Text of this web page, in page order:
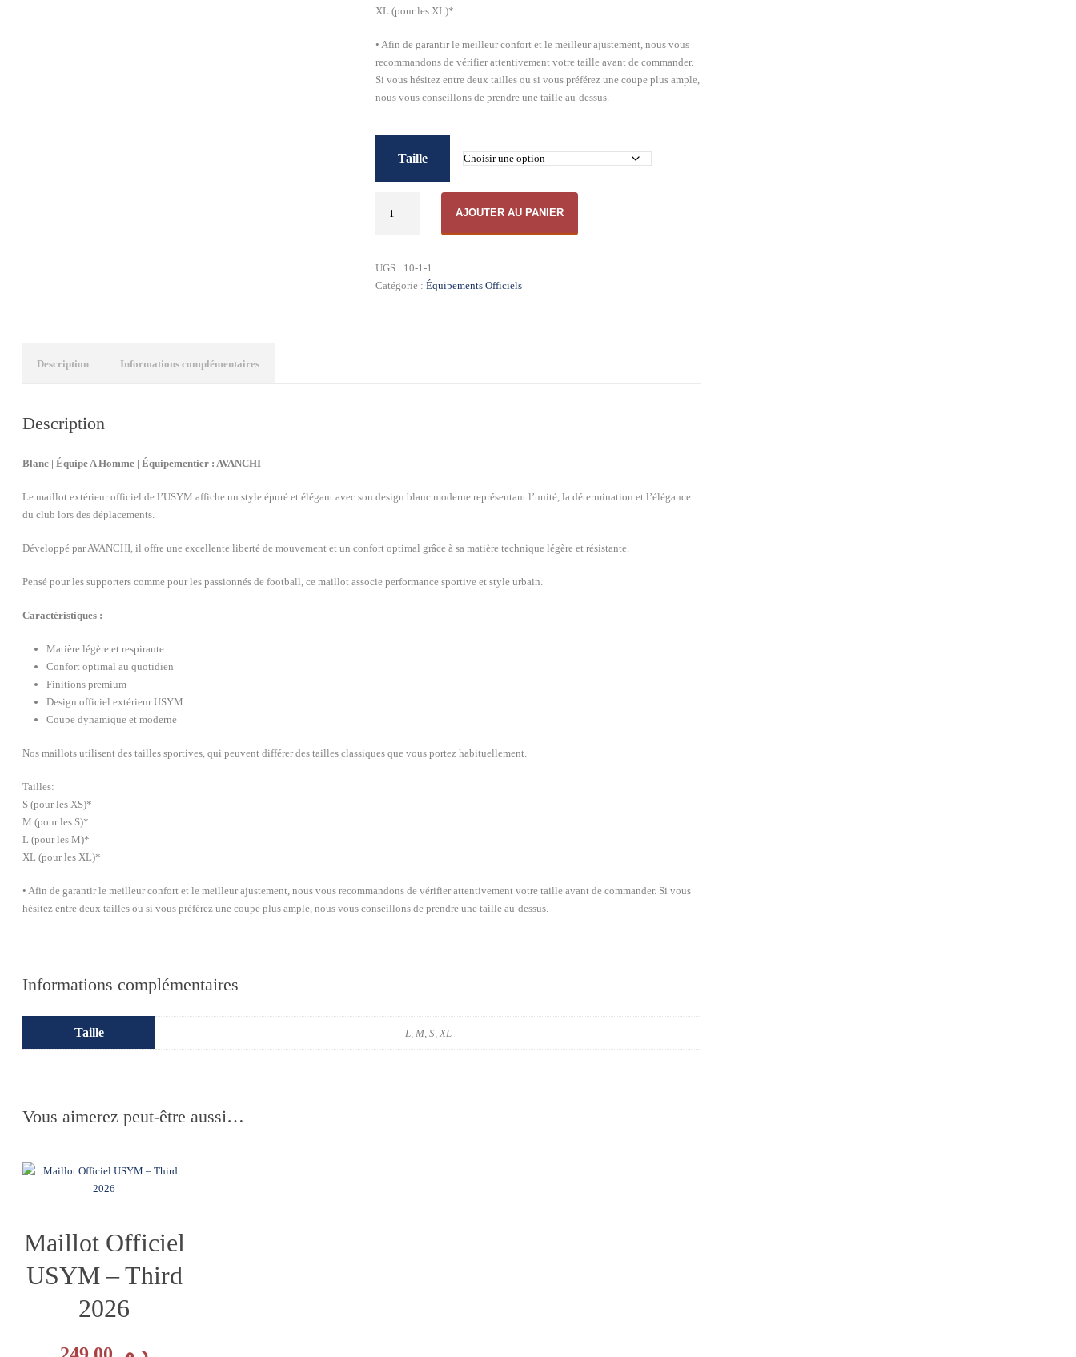
XL (pour les XL)*
•⁠ ⁠Afin de garantir le meilleur confort et le meilleur ajustement, nous vous
recommandons de vérifier attentivement votre taille avant de commander.
Si vous hésitez entre deux tailles ou si vous préférez une coupe plus ample,
nous vous conseillons de prendre une taille au-dessus.
Taille
USYM
–
AJOUTER AU PANIER
UGS : 10-1-1
Catégorie :Équipements Officiels
Description Informations complémentaires
Description
Blanc | Équipe A Homme | Équipementier :AVANCHI
Le maillot extérieur officiel de l’USYM affiche un style épuré et élégant avec son design blanc moderne représentant l’unité, la détermination et l’élégance
du club lors des déplacements.
Développé parAVANCHI, il offre une excellente liberté de mouvement et un confort optimal grâce à sa matière technique légère et résistante.
Pensé pour les supporters comme pour les passionnés de football, ce maillot associe performance sportive et style urbain.
Caractéristiques :
Matière légère et respirante
Confort optimal au quotidien
Finitions premium
Design officiel extérieur USYM
Coupe dynamique et moderne
Nos maillots utilisent des tailles sportives, qui peuvent différer des tailles classiques que vous portez habituellement.
Tailles:
S (pour les XS)*
M (pour les S)*
L (pour les M)*
XL (pour les XL)*
•⁠ ⁠Afin de garantir le meilleur confort et le meilleur ajustement, nous vous recommandons de vérifier attentivement votre taille avant de commander. Si vous
hésitez entre deux tailles ou si vous préférez une coupe plus ample, nous vous conseillons de prendre une taille au-dessus.
Informations complémentaires
Taille L, M, S, XL
Vous aimerez peut-être aussi…
Maillot Officiel
USYM – Third
2026